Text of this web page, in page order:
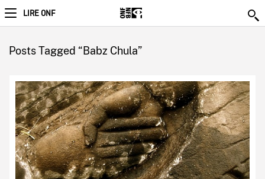
LIRE ONF
Posts Tagged “Babz Chula”